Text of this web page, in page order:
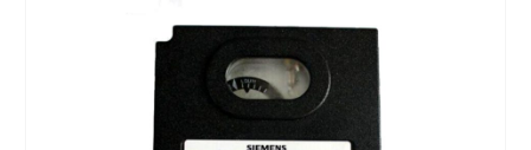
TEKNİK MALZEMELER chevron_right
YERDEN ISITMA chevron_right
chevron_right